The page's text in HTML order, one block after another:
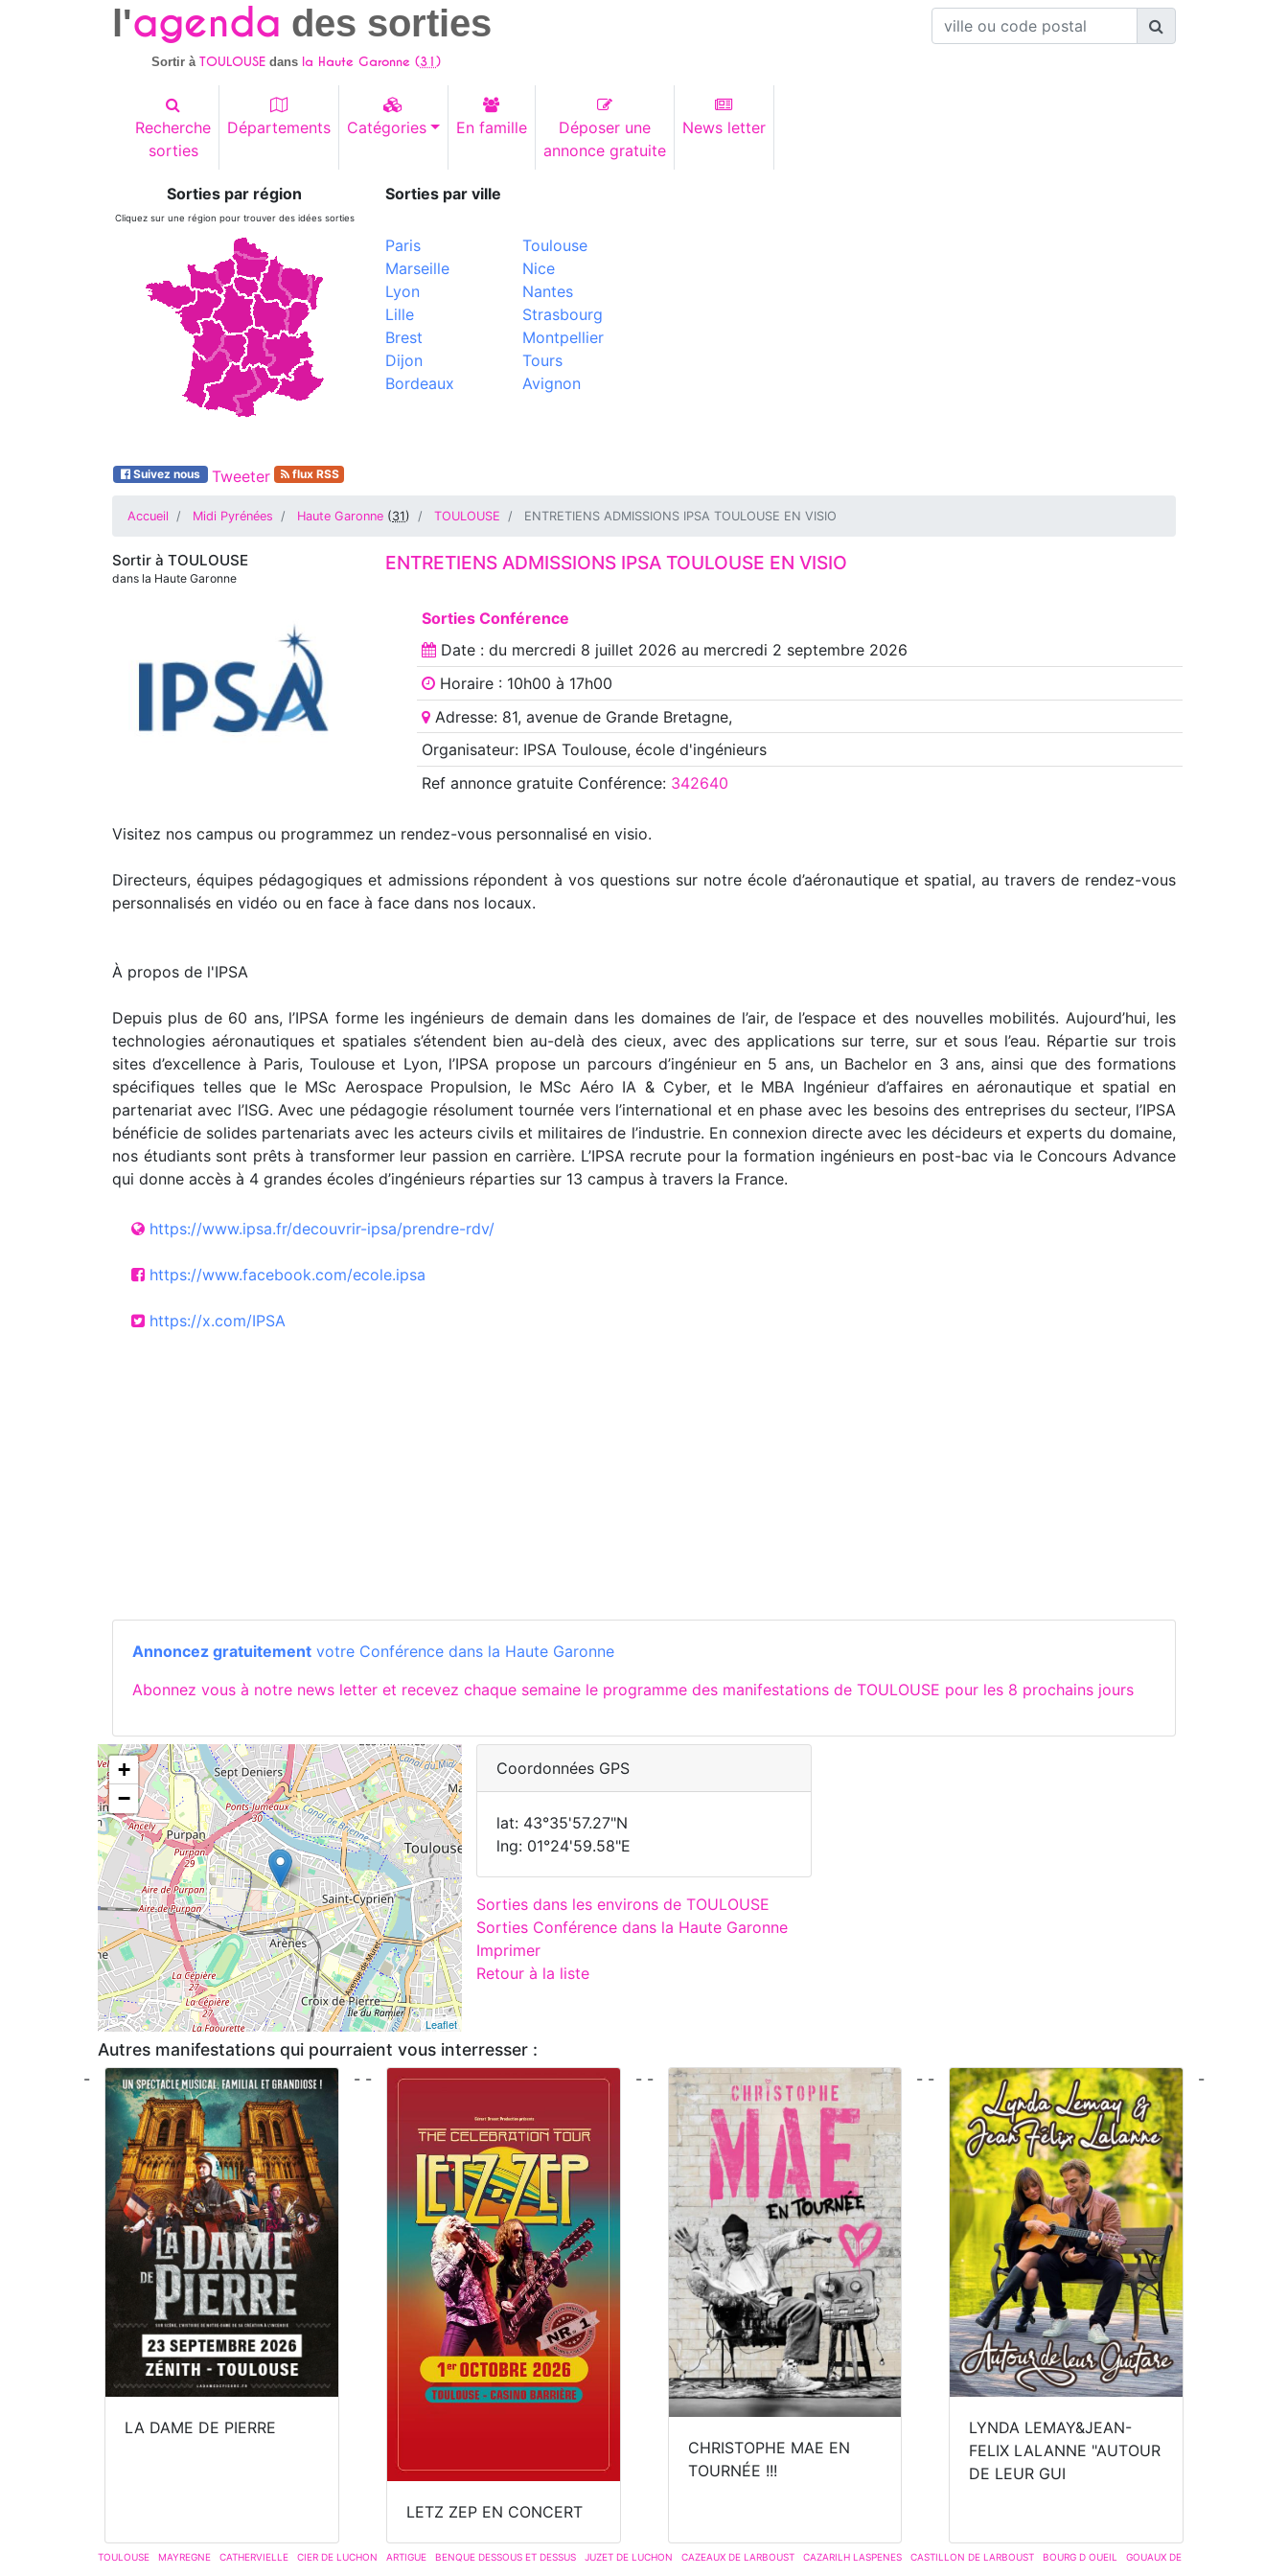
l'agenda des sorties
Sortir àTOULOUSE dans la Haute Garonne (31)
Recherche
sorties
Départements Catégories En famille
Déposer une
annonce gratuite
News letter
Sorties par région
Cliquez sur une région pour trouver des idées sorties
Sorties par ville
Paris
Marseille
Lyon
Lille
Brest
Dijon
Bordeaux
Toulouse
Nice
Nantes
Strasbourg
Montpellier
Tours
Avignon
Suivez nous Tweeter flux RSS
Accueil Midi Pyrénées Haute Garonne (31) TOULOUSE ENTRETIENS ADMISSIONS IPSA TOULOUSE EN VISIO
Sortir à TOULOUSE
dans la Haute Garonne
ENTRETIENS ADMISSIONS IPSA TOULOUSE EN VISIO
Sorties Conférence
Date : du mercredi 8 juillet 2026 au mercredi 2 septembre 2026
Horaire : 10h00 à 17h00
Adresse: 81, avenue de Grande Bretagne,
Organisateur: IPSA Toulouse, école d'ingénieurs
Ref annoncegratuite Conférence: 342640
Visitez nos campus ou programmez un rendez-vous personnalisé en visio.
Directeurs, équipes pédagogiques et admissions répondent à vos questions sur notre école d’aéronautique et spatial, au travers de rendez-vous
personnalisés en vidéo ou en face à face dans nos locaux.
À propos de l'IPSA
Depuis plus de 60 ans, l’IPSA forme les ingénieurs de demain dans les domaines de l’air, de l’espace et des nouvelles mobilités. Aujourd’hui, les
technologies aéronautiques et spatiales s’étendent bien au-delà des cieux, avec des applications sur terre, sur et sous l’eau. Répartie sur trois
sites d’excellence à Paris, Toulouse et Lyon, l’IPSA propose un parcours d’ingénieur en 5 ans, un Bachelor en 3 ans, ainsi que des formations
spécifiques telles que le MSc Aerospace Propulsion, le MSc Aéro IA & Cyber, et le MBA Ingénieur d’affaires en aéronautique et spatial en
partenariat avec l’ISG. Avec une pédagogie résolument tournée vers l’international et en phase avec les besoins des entreprises du secteur, l’IPSA
bénéficie de solides partenariats avec les acteurs civils et militaires de l’industrie. En connexion directe avec les décideurs et experts du domaine,
nos étudiants sont prêts à transformer leur passion en carrière. L’IPSA recrute pour la formation ingénieurs en post-bac via le Concours Advance
qui donne accès à 4 grandes écoles d’ingénieurs réparties sur 13 campus à travers la France.
https://www.ipsa.fr/decouvrir-ipsa/prendre-rdv/
https://www.facebook.com/ecole.ipsa
https://x.com/IPSA
Annoncez gratuitement votre Conférence dans la Haute Garonne
Abonnez vous à notre news letter et recevez chaque semaine le programme des manifestations de TOULOUSE pour les 8 prochains jours
+
−
Leaflet
Coordonnées GPS
lat: 43°35'57.27"N
lng: 01°24'59.58"E
Sorties dans les environs de TOULOUSE
Sorties Conférence dans la Haute Garonne
Imprimer
Retour à la liste
Autres manifestations qui pourraient vous interresser :
-
LA DAME DE PIERRE
- -
LETZ ZEP EN CONCERT
- -
CHRISTOPHE MAE EN
TOURNÉE !!!
- -
LYNDA LEMAY&JEAN-
FELIX LALANNE "AUTOUR
DE LEUR GUI
-
TOULOUSE MAYREGNE CATHERVIELLE CIER DE LUCHON ARTIGUE BENQUE DESSOUS ET DESSUS JUZET DE LUCHON CAZEAUX DE LARBOUST CAZARILH LASPENES CASTILLON DE LARBOUST BOURG D OUEIL
GOUAUX DE